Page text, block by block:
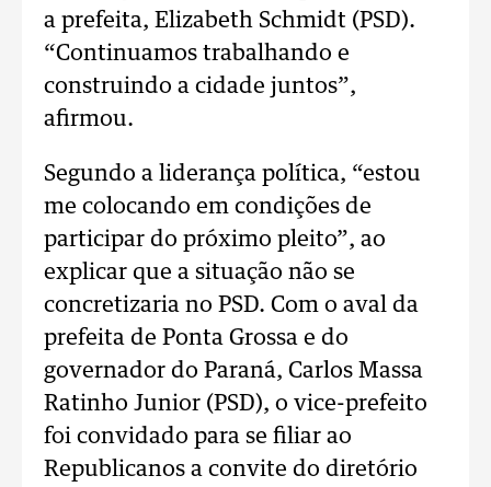
a prefeita, Elizabeth Schmidt (PSD).
“Continuamos trabalhando e
construindo a cidade juntos”,
afirmou.
Segundo a liderança política, “estou
me colocando em condições de
participar do próximo pleito”, ao
explicar que a situação não se
concretizaria no PSD. Com o aval da
prefeita de Ponta Grossa e do
governador do Paraná, Carlos Massa
Ratinho Junior (PSD), o vice-prefeito
foi convidado para se filiar ao
Republicanos a convite do diretório